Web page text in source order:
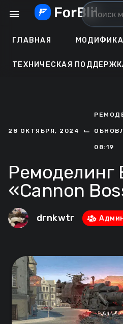
menu
ГЛАВНАЯ
ТЕХНИЧЕСКАЯ
28 ОКТЯБРЯ, 2024 ⌙
08:19
Ремоделинг
«Cannon
drnkwtr